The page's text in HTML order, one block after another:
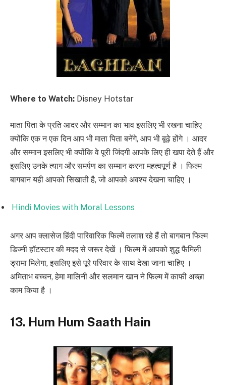
Where to Watch: Disney Hotstar
माता पिता के प्रति आदर और सम्मान का भाव इसलिए भी रखना चाहिए
क्योंकि एक न एक दिन आप भी माता पिता बनेंगे, आप भी बूढ़े होंगे । आदर
और सम्मान इसलिए भी क्योंकि वे पूरी जिंदगी आपके लिए ही खपा देते हैं और
इसलिए उनके त्याग और समर्पण का सम्मान करना महत्वपूर्ण है । फिल्म
बागबान यही आपको सिखाती है, जो आपको अवश्य देखना चाहिए ।
Hindi Movies with Moral Lessons
अगर आप क्लासेज हिंदी पारिवारिक फिल्में तलाश रहे हैं तो बागबान फिल्म
डिज्नी हॉटस्टार की मदद से जरूर देखें । फिल्म में आपको शुद्ध फैमिली
ड्रामा मिलेगा, इसलिए इसे पूरे परिवार के साथ देखा जाना चाहिए ।
अमिताभ बच्चन, हेमा मालिनी और सलमान खान ने फिल्म में काफी अच्छा
काम किया है ।
13. Hum Hum Saath Hain